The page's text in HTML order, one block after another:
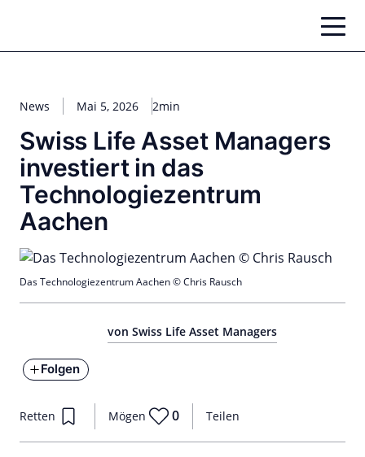
springen
News Mai 5, 2026 2min
Swiss Life Asset Managers
investiert in das
Technologiezentrum
Aachen
von Swiss Life Asset Managers
Folgen
Teilen
Retten Mögen 0
Das Technologiezentrum Aachen © Chris Rausch